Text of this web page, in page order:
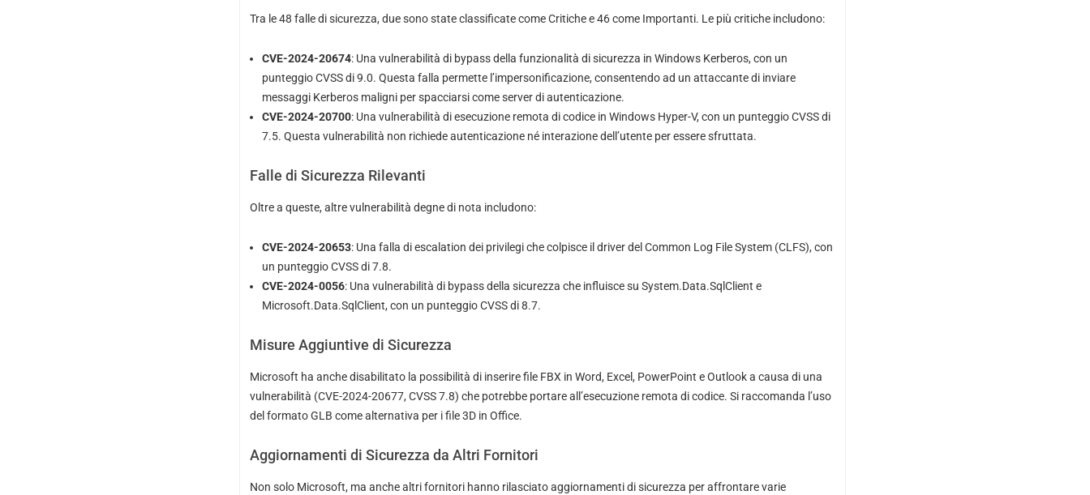
Tra le 48 falle di sicurezza, due sono state classificate come Critiche e 46 come Importanti. Le più critiche includono:
CVE-2024-20674: Una vulnerabilità di bypass della funzionalità di sicurezza in Windows Kerberos, con un
punteggio CVSS di 9.0. Questa falla permette l’impersonificazione, consentendo ad un attaccante di inviare
messaggi Kerberos maligni per spacciarsi come server di autenticazione.
CVE-2024-20700: Una vulnerabilità di esecuzione remota di codice in Windows Hyper-V, con un punteggio CVSS di
7.5. Questa vulnerabilità non richiede autenticazione né interazione dell’utente per essere sfruttata.
Falle di Sicurezza Rilevanti
Oltre a queste, altre vulnerabilità degne di nota includono:
CVE-2024-20653: Una falla di escalation dei privilegi che colpisce il driver del Common Log File System (CLFS), con
un punteggio CVSS di 7.8.
CVE-2024-0056: Una vulnerabilità di bypass della sicurezza che influisce su System.Data.SqlClient e
Microsoft.Data.SqlClient, con un punteggio CVSS di 8.7.
Misure Aggiuntive di Sicurezza
Microsoft ha anche disabilitato la possibilità di inserire file FBX in Word, Excel, PowerPoint e Outlook a causa di una
vulnerabilità (CVE-2024-20677, CVSS 7.8) che potrebbe portare all’esecuzione remota di codice. Si raccomanda l’uso
del formato GLB come alternativa per i file 3D in Office.
Aggiornamenti di Sicurezza da Altri Fornitori
Non solo Microsoft, ma anche altri fornitori hanno rilasciato aggiornamenti di sicurezza per affrontare varie